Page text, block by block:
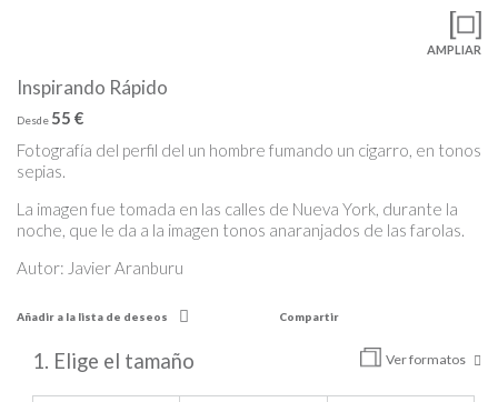
AMPLIAR
Inspirando Rápido
Desde 55 €
Fotografía del perfil del un hombre fumando un cigarro, en tonos
sepias.
La imagen fue tomada en las calles de Nueva York, durante la
noche, que le da a la imagen tonos anaranjados de las farolas.
Autor: Javier Aranburu
Añadir a la lista de deseos Compartir
Ver formatos
1. Elige el tamaño